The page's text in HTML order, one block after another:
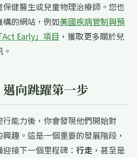
健醫生或兒童物理治療師。您也
的網站，例如美國疾病管制與預
Early」項目 ，獲取更多關於兒
向跳躍第一步
能力後，你會發現他們開始對
興趣。這是一個重要的發展階段，
接下一個里程碑： 行走 ，甚至是